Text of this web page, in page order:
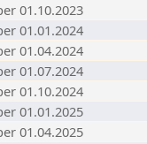
01.10.2023
01.01.2024
01.04.2024
01.07.2024
01.10.2024
01.01.2025
01.04.2025